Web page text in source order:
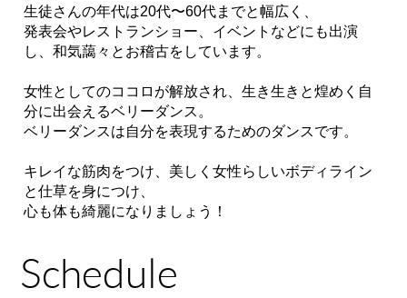
生徒さんの年代は20代〜60代までと幅広く、
発表会やレストランショー、イベントなどにも出演
し、和気藹々とお稽古をしています。
女性としてのココロが解放され、生き生きと煌めく自
分に出会えるベリーダンス。
ベリーダンスは自分を表現するためのダンスです。
キレイな筋肉をつけ、美しく女性らしいボディライン
と仕草を身につけ、
心も体も綺麗になりましょう！
Schedule